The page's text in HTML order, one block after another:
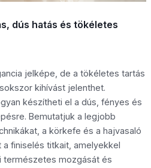
dús hatás és tökéletes
jelképe, de a tökéletes tartás
kihívást jelenthet.
készítheti el a dús, fényes és
Bemutatjuk a legjobb
a körkefe és a hajvasaló
a finiselés titkait, amelyekkel
természetes mozgását és